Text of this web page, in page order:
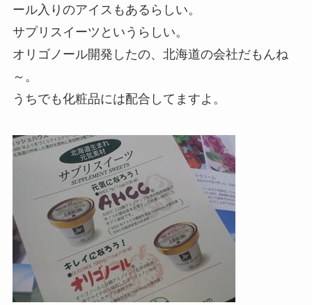
ール入りのアイスもあるらしい。
サプリスイーツというらしい。
オリゴノール開発したの、北海道の会社だもんね
～。
うちでも化粧品には配合してますよ。